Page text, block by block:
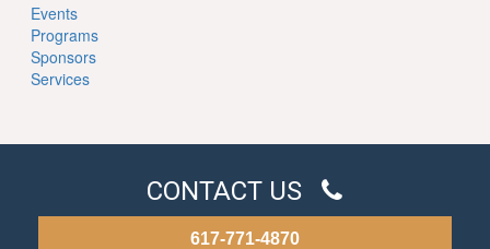
Events
Programs
Sponsors
Services
CONTACT US
617-771-4870